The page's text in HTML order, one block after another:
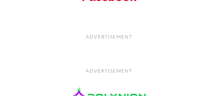
ADVERTISEMENT
ADVERTISEMENT